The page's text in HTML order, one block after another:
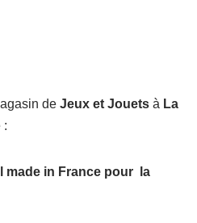
de Jeux et Jouets à La
:
made in France pour la